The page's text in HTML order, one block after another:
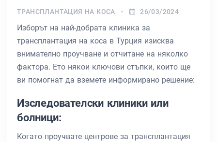
ТРАНСПЛАНТАЦИЯ НА КОСА 26/03/2024
Изборът на най-добрата клиника за
трансплантация на коса в Турция изисква
внимателно проучване и отчитане на няколко
фактора. Ето някои ключови стъпки, които ще
ви помогнат да вземете информирано решение:
Изследователски клиники или
болници:
Когато проучвате центрове за трансплантация